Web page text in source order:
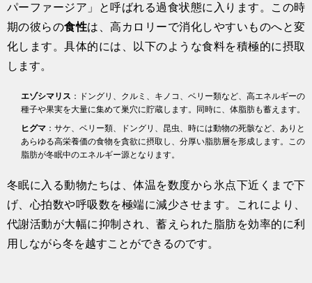
パーファージア」と呼ばれる過食状態に入ります。この時
期の彼らの食性は、高カロリーで消化しやすいものへと変
化します。具体的には、以下のような食料を積極的に摂取
します。
エゾシマリス ：ドングリ、クルミ、キノコ、ベリー類など、高エネルギーの
種子や果実を大量に集めて巣穴に貯蔵します。同時に、体脂肪も蓄えます。
ヒグマ ：サケ、ベリー類、ドングリ、昆虫、時には動物の死骸など、ありと
あらゆる高栄養価の食物を貪欲に摂取し、分厚い脂肪層を形成します。この
脂肪が冬眠中のエネルギー源となります。
冬眠に入る動物たちは、体温を数度から氷点下近くまで下
げ、心拍数や呼吸数を極端に減少させます。これにより、
代謝活動が大幅に抑制され、蓄えられた脂肪を効率的に利
用しながら冬を越すことができるのです。